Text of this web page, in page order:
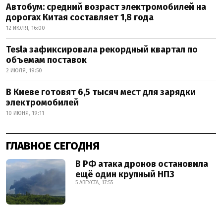
Автобум: средний возраст электромобилей на
дорогах Китая составляет 1,8 года
12 ИЮЛЯ, 16:00
Tesla зафиксировала рекордный квартал по
объемам поставок
2 ИЮЛЯ, 19:50
В Киеве готовят 6,5 тысяч мест для зарядки
электромобилей
10 ИЮНЯ, 19:11
ГЛАВНОЕ СЕГОДНЯ
В РФ атака дронов остановила
ещё один крупный НПЗ
5 АВГУСТА, 17:55